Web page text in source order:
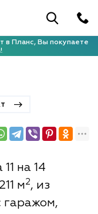
в Планс, Вы покупаете
на 14
м2, из
гаражом,